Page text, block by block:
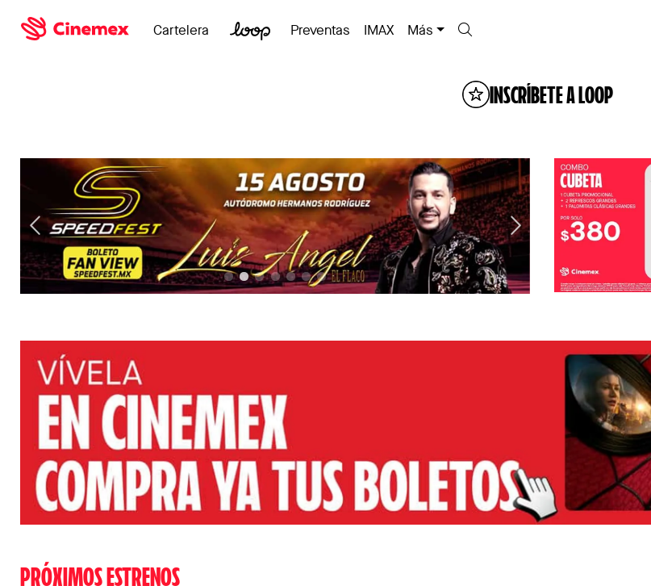
Cartelera Preventas IMAX Más
INSCRÍBETE A LOOP
PRÓXIMOS ESTRENOS